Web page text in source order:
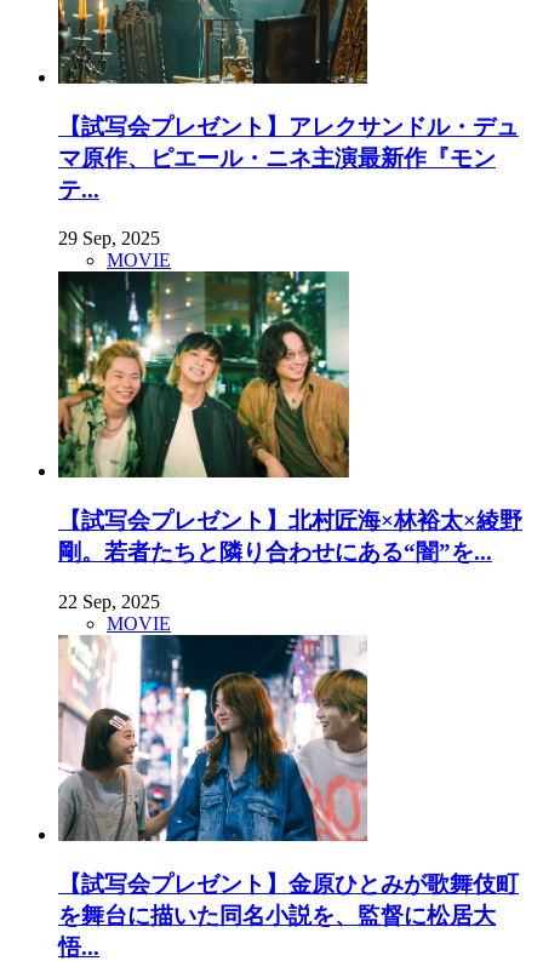
【試写会プレゼント】アレクサンドル・デュ
マ原作、ピエール・ニネ主演最新作『モン
テ...
29 Sep, 2025
MOVIE
【試写会プレゼント】北村匠海×林裕太×綾野
剛。若者たちと隣り合わせにある“闇”を...
22 Sep, 2025
MOVIE
【試写会プレゼント】金原ひとみが歌舞伎町
を舞台に描いた同名小説を、監督に松居大
悟...